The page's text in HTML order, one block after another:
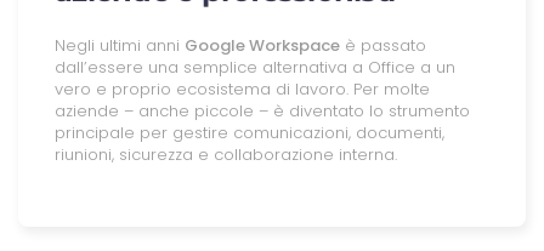
Negli ultimi anni Google Workspace è passato
dall’essere una semplice alternativa a Office a un
vero e proprio ecosistema di lavoro. Per molte
aziende – anche piccole – è diventato lo strumento
principale per gestire comunicazioni, documenti,
riunioni, sicurezza e collaborazione interna.